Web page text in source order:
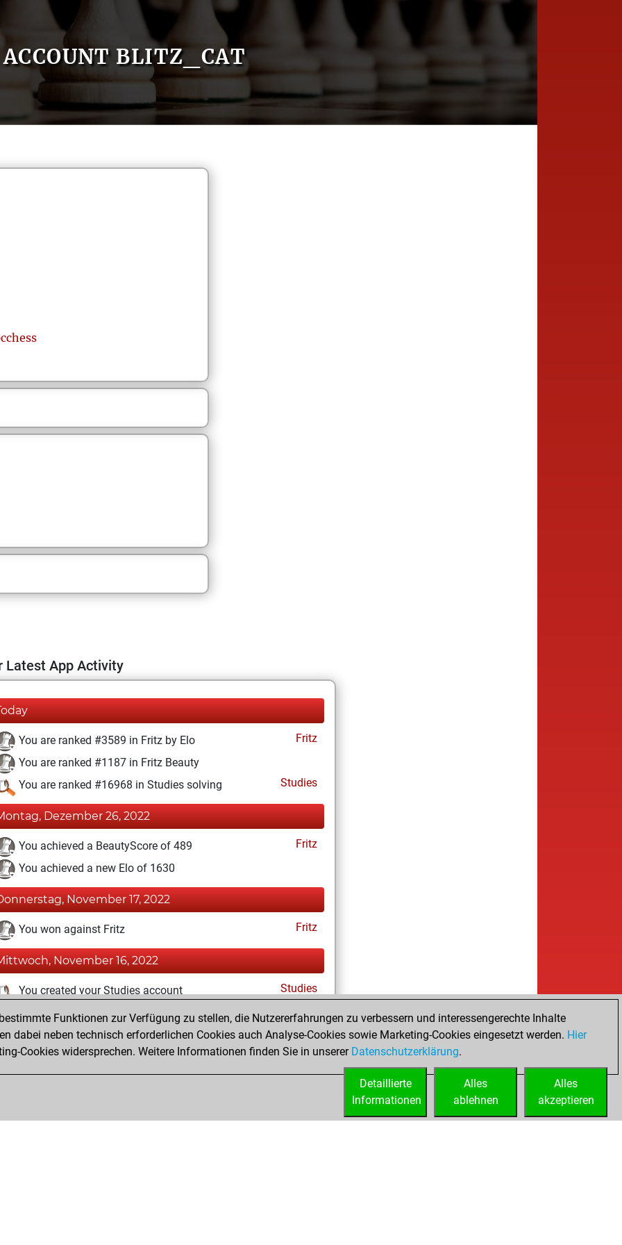
ACCOUNT BLITZ_CAT
Latest App Activity
You are ranked #3589 in Fritz by Elo
Fritz
You are ranked #1187 in Fritz Beauty
You are ranked #16968 in Studies solving
Studies
Dezember 26, 2022
You achieved a BeautyScore of 489
Fritz
You achieved a new Elo of 1630
November 17, 2022
You won against Fritz Fritz
November 16, 2022
You created your Studies account Studies
November 14, 2022
You created your Fritz account Fritz
Funktionen zur Verfügung zu stellen, die Nutzererfahrungen zu verbessern und interessengerechte Inhalte
dabei neben technisch erforderlichen Cookies auch Analyse-Cookies sowie Marketing-Cookies eingesetzt werden. Hier
Cookies widersprechen. Weitere Informationen finden Sie in unserer Datenschutzerklärung.
Alles
akzeptieren
Alles
ablehnen
Detaillierte
Informationen